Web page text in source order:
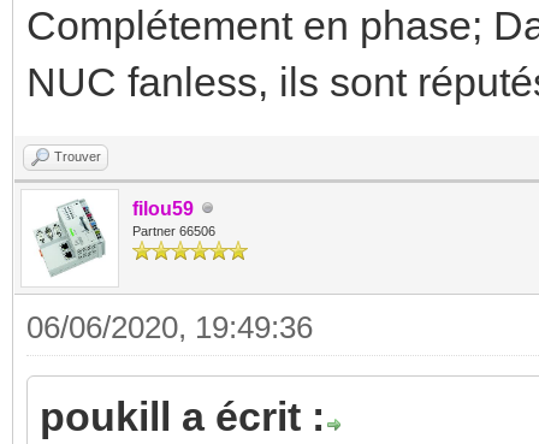
Complétement en phase;
NUC fanless, ils sont
Trouver
filou59
Partner 66506
06/06/2020, 19:49:36
poukill a écrit :